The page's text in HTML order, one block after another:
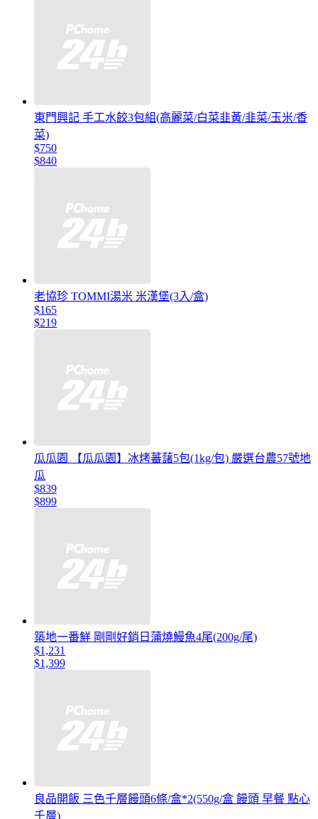
東門興記 手工水餃3包組(高麗菜/白菜韭黃/韭菜/玉米/香
菜)
$750
$840
老協珍 TOMMI湯米 米漢堡(3入/盒)
$165
$219
瓜瓜園 【瓜瓜園】冰烤蕃藷5包(1kg/包) 嚴選台農57號地
瓜
$839
$899
築地一番鮮 剛剛好銷日蒲燒鰻魚4尾(200g/尾)
$1,231
$1,399
良品開飯 三色千層饅頭6條/盒*2(550g/盒 饅頭 早餐 點心
千層)